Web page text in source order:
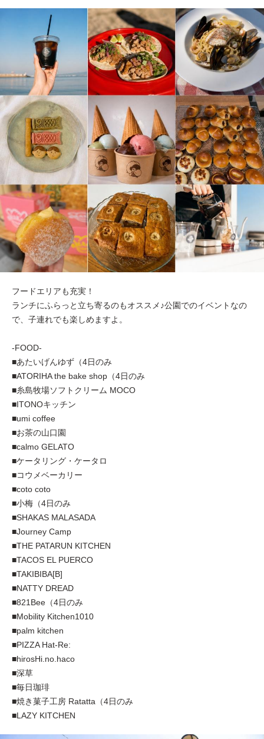
フードエリアも充実！
ランチにふらっと立ち寄るのもオススメ♪公園でのイベントなの
で、子連れでも楽しめますよ。
-FOOD-
■あたいげんゆず（4日のみ
■ATORIHA the bake shop（4日のみ
■糸島牧場ソフトクリーム MOCO
■ITONOキッチン
■umi coffee
■お茶の山口園
■calmo GELATO
■ケータリング・ケータロ
■コウメベーカリー
■coto coto
■小梅（4日のみ
■SHAKAS MALASADA
■Journey Camp
■THE PATARUN KITCHEN
■TACOS EL PUERCO
■TAKIBIBA[B]
■NATTY DREAD
■821Bee（4日のみ
■Mobility Kitchen1010
■palm kitchen
■PIZZA Hat-Re:
■hirosHi.no.haco
■深草
■毎日珈琲
■焼き菓子工房 Ratatta（4日のみ
■LAZY KITCHEN